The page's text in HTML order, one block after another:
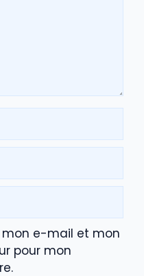
mon e-mail et mon
pour mon